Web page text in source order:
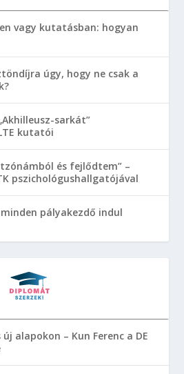
vagy kutatásban: hogyan
úgy, hogy ne csak a
sarkát”
kutatói
és fejlődtem” –
pszichológushallgatójával
pályakezdő indul
alapokon – Kun Ferenc a DE